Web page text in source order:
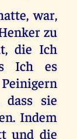
war,
zu
die Ich
Ich es
dass sie
Indem
und die